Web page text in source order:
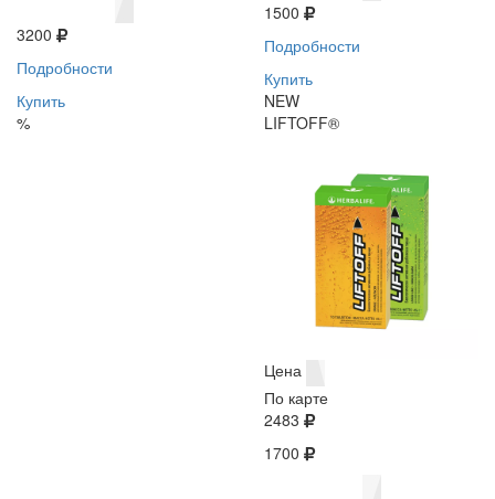
3200
Подробности
Купить
%
1500
Подробности
Купить
NEW
LIFTOFF®
Цена
По карте
2483
1700